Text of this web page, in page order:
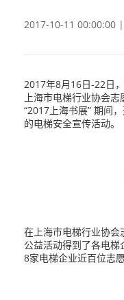
2017-10-11 00:00:00
2017年8月16日-22日
上海市电梯行业协会
“2017上海书展” 期间
的电梯安全宣传活动。
在上海市电梯行业协会
公益活动得到了各电梯
8家电梯企业近百位志